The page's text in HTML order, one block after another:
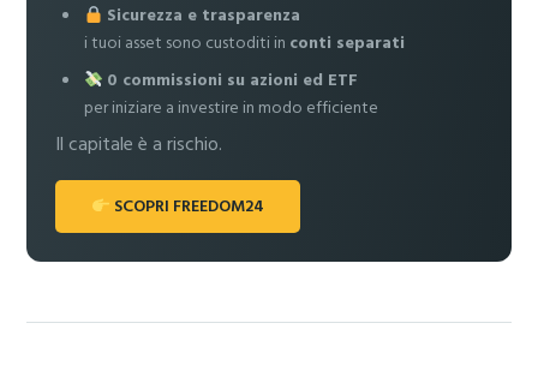
Sicurezza e trasparenza
i tuoi asset sono custoditi in conti separati
0 commissioni su azioni ed ETF
per iniziare a investire in modo efficiente
Il capitale è a rischio.
SCOPRI FREEDOM24